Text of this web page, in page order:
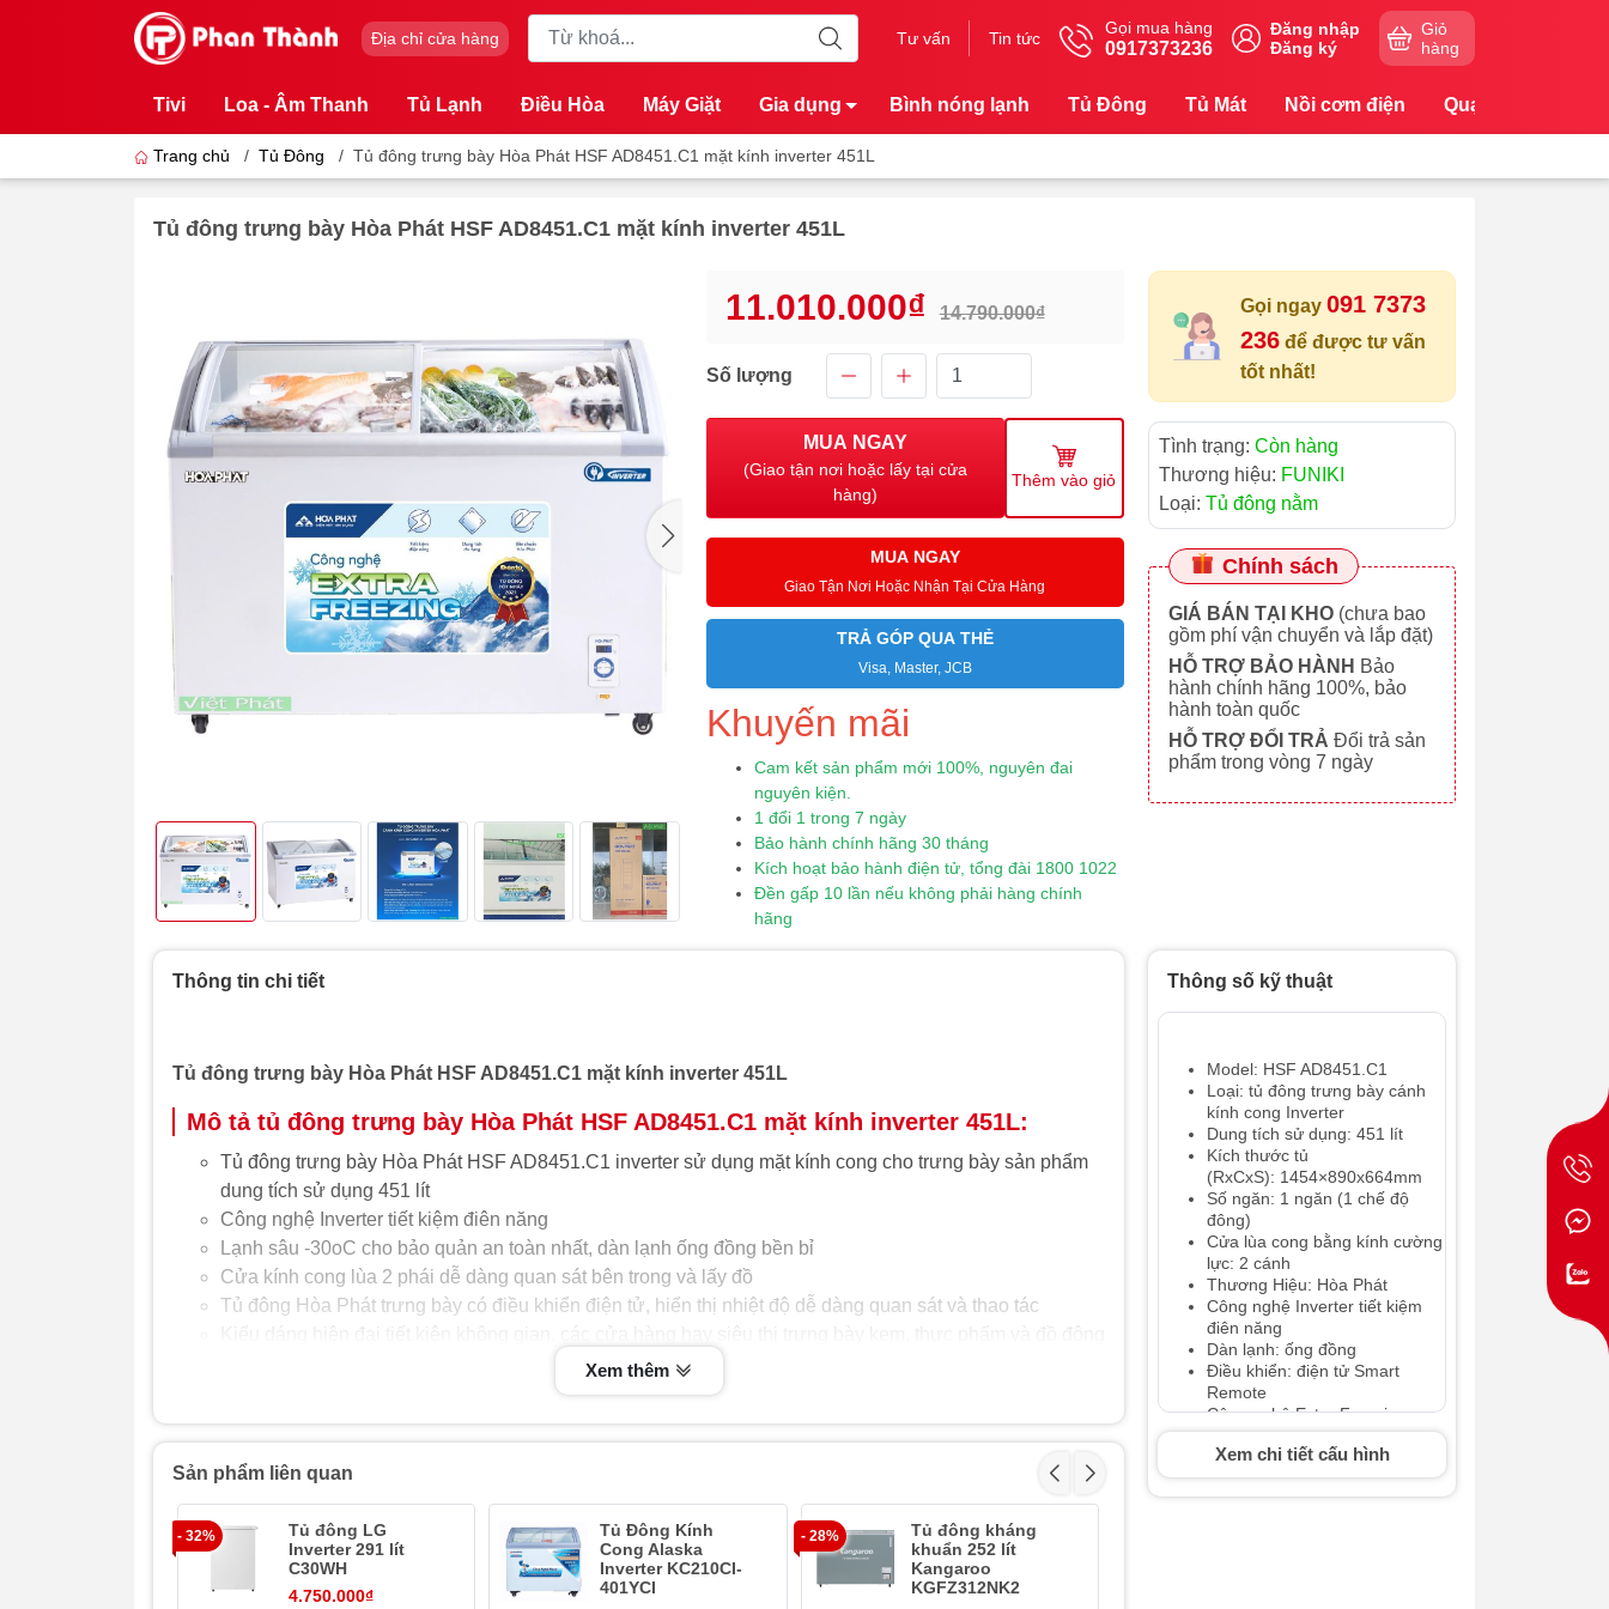
Địa chỉ cửa hàng Tư vấn Tin tức
Gọi mua hàng
0917373236
Đăng nhập
Đăng ký
Giỏ
hàng
Tivi Loa - Âm Thanh Tủ Lạnh Điều Hòa Máy Giặt Gia dụng Bình nóng lạnh Tủ Đông Tủ Mát Nồi cơm điện Quạt
Trang chủ / Tủ Đông / Tủ đông trưng bày Hòa Phát HSF AD8451.C1 mặt kính inverter 451L
Tủ đông trưng bày Hòa Phát HSF AD8451.C1 mặt kính inverter 451L
11.010.000₫ 14.790.000₫
Số lượng
MUA NGAY
(Giao tận nơi hoặc lấy tại cửa
hàng)
Thêm vào giỏ
MUA NGAY
Giao Tận Nơi Hoặc Nhận Tại Cửa Hàng
TRẢ GÓP QUA THẺ
Visa, Master, JCB
Khuyến mãi
Cam kết sản phẩm mới 100%, nguyên đai
nguyên kiện.
1 đổi 1 trong 7 ngày
Bảo hành chính hãng 30 tháng
Kích hoạt bảo hành điện tử, tổng đài 1800 1022
Đền gấp 10 lần nếu không phải hàng chính
hãng
Gọi ngay 091 7373
236để được tư vấn
tốt nhất!
Tình trạng: Còn hàng
Thương hiệu: FUNIKI
Loại: Tủ đông nằm
Chính sách
GIÁ BÁN TẠI KHO(chưa bao
gồm phí vận chuyển và lắp đặt)
HỖ TRỢ BẢO HÀNH Bảo
hành chính hãng 100%, bảo
hành toàn quốc
HỖ TRỢ ĐỔI TRẢ Đổi trả sản
phẩm trong vòng 7 ngày
Thông số kỹ thuật
Model: HSF AD8451.C1
Loại: tủ đông trưng bày cánh
kính cong Inverter
Dung tích sử dụng: 451 lít
Kích thước tủ
(RxCxS): 1454×890x664mm
Số ngăn: 1 ngăn (1 chế độ
đông)
Cửa lùa cong bằng kính cường
lực: 2 cánh
Thương Hiệu: Hòa Phát
Công nghệ Inverter tiết kiệm
điên năng
Dàn lạnh: ống đồng
Điều khiển: điện tử Smart
Remote
Công nghệ Extra Freezing,
hiển thị nhiệt độ, cảnh báo lỗi
Công nghệ làm lạnh: trực tiếp,
Mầu săc: thân tủ mầu trắng,
viền cánh mầu ghi
Xem chi tiết cấu hình
Thông tin chi tiết
Tủ đông trưng bày Hòa Phát HSF AD8451.C1 mặt kính inverter 451L
Mô tả tủ đông trưng bày Hòa Phát HSF AD8451.C1 mặt kính inverter 451L:
Tủ đông trưng bày Hòa Phát HSF AD8451.C1 inverter sử dụng mặt kính cong cho trưng bày sản phẩm
dung tích sử dụng 451 lít
Công nghệ Inverter tiết kiệm điên năng
Lạnh sâu -30oC cho bảo quản an toàn nhất, dàn lạnh ống đồng bền bỉ
Cửa kính cong lùa 2 phái dễ dàng quan sát bên trong và lấy đồ
Tủ đông Hòa Phát trưng bày có điều khiển điện tử, hiển thị nhiệt độ dễ dàng quan sát và thao tác
Công nghệ Inverter tiết kiệm tới 50% điện năng:
Tủ đông Hòa Phát inverter HSF AD8451.C1 sử dụng công nghệ inverter tiết kiệm tới 50% điện năng tiêu
động cơ, giúp máy hoạt động êm ái, khả năng vận hành bền bỉ, duy trì nhiệt độ ổn định đem đến hiệu
quả bảo quản thực phẩm tuyệt vời.
Xem thêm
Sản phẩm liên quan
- 32%
Tủ đông LG
Inverter 291 lít
C30WH
4.750.000₫
Tủ Đông Kính
Cong Alaska
Inverter KC210CI-
401YCI
- 28%
Tủ đông kháng
khuẩn 252 lít
Kangaroo
KGFZ312NK2